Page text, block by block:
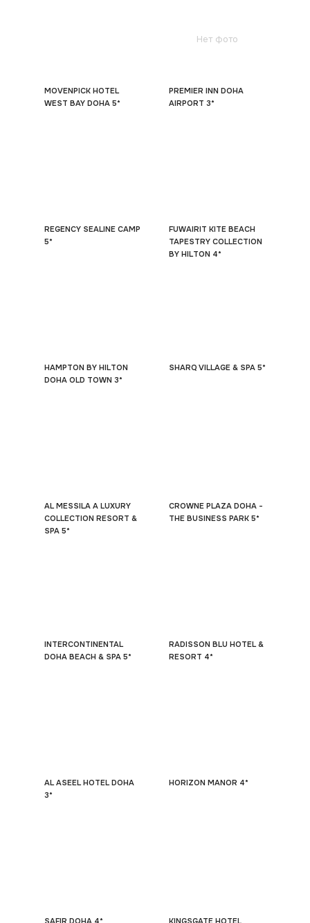
MOVENPICK HOTEL
WEST BAY DOHA 5*
Нет фото
PREMIER INN DOHA
AIRPORT 3*
REGENCY SEALINE CAMP
5*
FUWAIRIT KITE BEACH
TAPESTRY COLLECTION
BY HILTON 4*
HAMPTON BY HILTON
DOHA OLD TOWN 3*
SHARQ VILLAGE & SPA 5*
AL MESSILA A LUXURY
COLLECTION RESORT &
SPA 5*
CROWNE PLAZA DOHA -
THE BUSINESS PARK 5*
INTERCONTINENTAL
DOHA BEACH & SPA 5*
RADISSON BLU HOTEL &
RESORT 4*
AL ASEEL HOTEL DOHA
3*
HORIZON MANOR 4*
SAFIR DOHA 4* KINGSGATE HOTEL